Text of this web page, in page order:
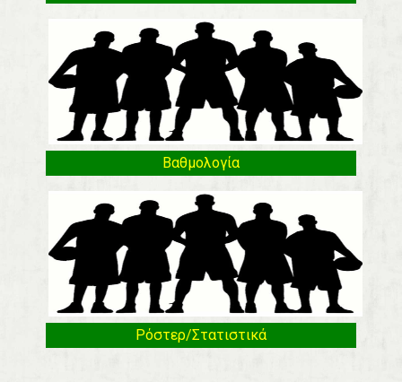
Βαθμολογία
Ρόστερ/Στατιστικά